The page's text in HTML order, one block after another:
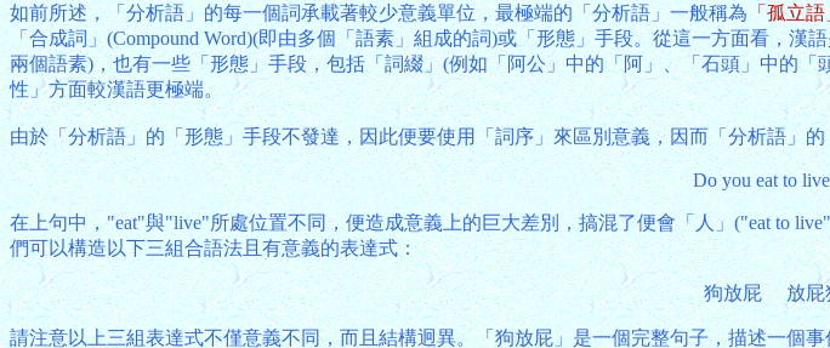
如前所述，「分析語」的每一個詞承載著較少意義單位，最極端的「分析語」一般稱為「孤立語
「合成詞」(Compound Word)(即由多個「語素」組成的詞)或「形態」手段。從這一方面看，
兩個語素)，也有一些「形態」手段，包括「詞綴」(例如「阿公」中的「阿」、「石頭」中的
性」方面較漢語更極端。
由於「分析語」的「形態」手段不發達，因此便要使用「詞序」來區別意義，因而「分析語」
Do you eat to
在上句中，"eat"與"live"所處位置不同，便造成意義上的巨大差別，搞混了便會「人」("eat to
們可以構造以下三組合語法且有意義的表達式：
狗放屁 放
請注意以上三組表達式不僅意義不同，而且結構迥異。「狗放屁」是一個完整句子，描述一個